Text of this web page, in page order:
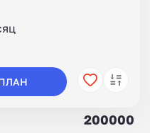
200000